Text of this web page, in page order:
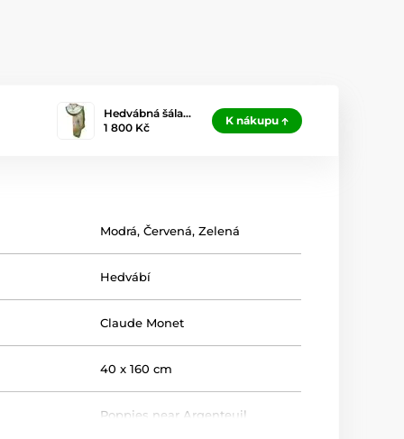
Hedvábná šála…
1 800 Kč
K nákupu
Modrá,Červená,Zelená
Hedvábí
Claude Monet
40 x 160 cm
Poppies near Argenteuil